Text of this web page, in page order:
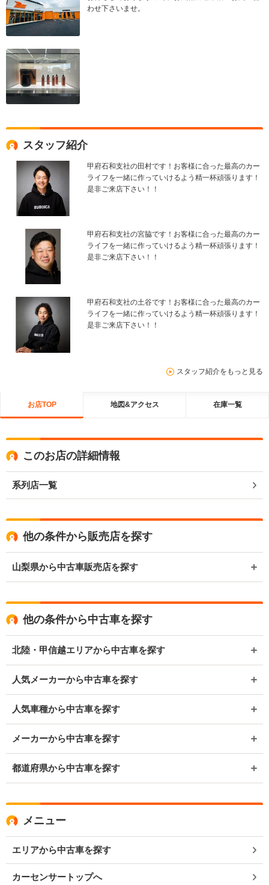
わせ下さいませ。
スタッフ紹介
甲府石和支社の田村です！お客様に合った最高のカー
ライフを一緒に作っていけるよう精一杯頑張ります！
是非ご来店下さい！！
甲府石和支社の宮脇です！お客様に合った最高のカー
ライフを一緒に作っていけるよう精一杯頑張ります！
是非ご来店下さい！！
甲府石和支社の土谷です！お客様に合った最高のカー
ライフを一緒に作っていけるよう精一杯頑張ります！
是非ご来店下さい！！
スタッフ紹介をもっと見る
お店TOP 地図&アクセス 在庫一覧
このお店の詳細情報
系列店一覧
他の条件から販売店を探す
山梨県から中古車販売店を探す
他の条件から中古車を探す
北陸・甲信越エリアから中古車を探す
人気メーカーから中古車を探す
人気車種から中古車を探す
メーカーから中古車を探す
都道府県から中古車を探す
メニュー
エリアから中古車を探す
カーセンサートップへ